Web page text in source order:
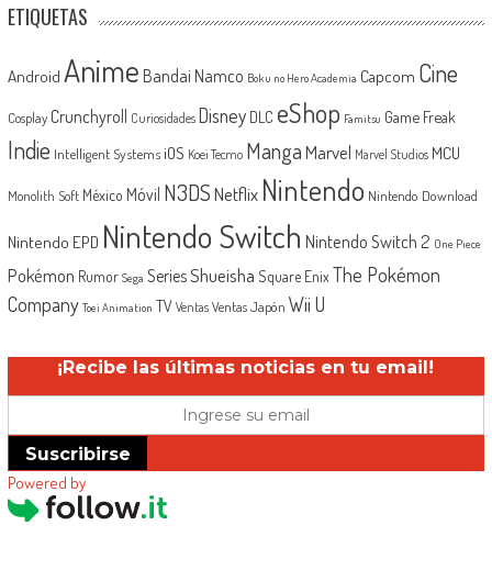
ETIQUETAS
Android Anime Bandai Namco Boku no Hero Academia Capcom Cine
Cosplay Crunchyroll Curiosidades Disney DLC eShop Famitsu Game Freak
Indie Intelligent Systems iOS Koei Tecmo MangaMarvel Marvel Studios MCU
Monolith Soft México Móvil N3DSNetflix Nintendo Nintendo Download
Nintendo EPD Nintendo Switch Nintendo Switch 2 One Piece
Pokémon Rumor Sega SeriesShueisha Square EnixThe Pokémon
Company Toei Animation TV Ventas Ventas Japón Wii U
¡Recibe las últimas noticias en tu email!
Suscribirse
Powered by